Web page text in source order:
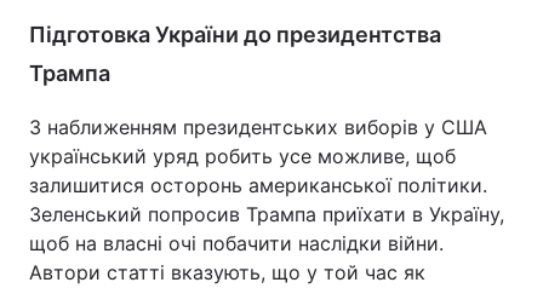
Підготовка України до президентства
Трампа
З наближенням президентських виборів у США
український уряд робить усе можливе, щоб
залишитися осторонь американської політики.
Зеленський попросив Трампа приїхати в Україну,
щоб на власні очі побачити наслідки війни.
Автори статті вказують, що у той час як